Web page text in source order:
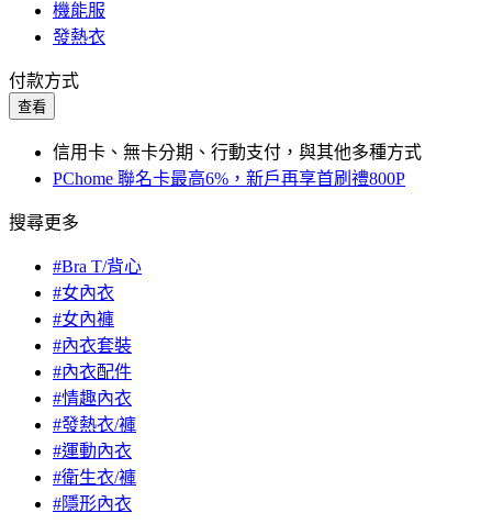
機能服
發熱衣
付款方式
查看
信用卡、無卡分期、行動支付，與其他多種方式
PChome 聯名卡最高6%，新戶再享首刷禮800P
搜尋更多
#Bra T/背心
#女內衣
#女內褲
#內衣套裝
#內衣配件
#情趣內衣
#發熱衣/褲
#運動內衣
#衛生衣/褲
#隱形內衣